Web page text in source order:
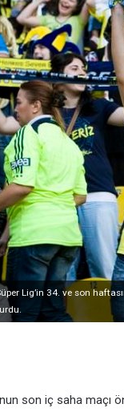
Lig’in 34. ve son
son iç saha maçı